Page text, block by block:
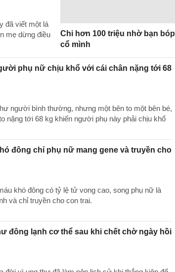
đã viết một lá
mẹ dừng điều
Chi hơn 100 triệu nhờ bạn bóp
cổ mình
phụ nữ chịu khổ với cái chân nặng tới 68
người bình thường, nhưng một bên to một bên bé,
nặng tới 68 kg khiến người phụ này phải chịu khổ
đông chỉ phụ nữ mang gene và truyền cho
khó đông có tỷ lệ tử vong cao, song phụ nữ là
và chỉ truyền cho con trai.
đông lạnh cơ thể sau khi chết chờ ngày hồi